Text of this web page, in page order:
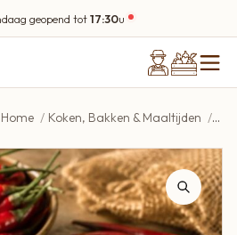
geopend tot17:30u
Home Koken, Bakken & Maaltijden